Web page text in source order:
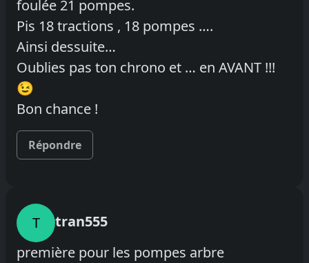
foulée 21 pompes.
Pis 18 tractions , 18 pompes ….
Ainsi dessuite…
Oublies pas ton chrono et … en AVANT !!!
😉
Bon chance !
Répondre
T
tran555
première pour les pompes arbre